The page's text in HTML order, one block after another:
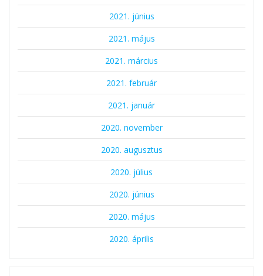
2021. június
2021. május
2021. március
2021. február
2021. január
2020. november
2020. augusztus
2020. július
2020. június
2020. május
2020. április